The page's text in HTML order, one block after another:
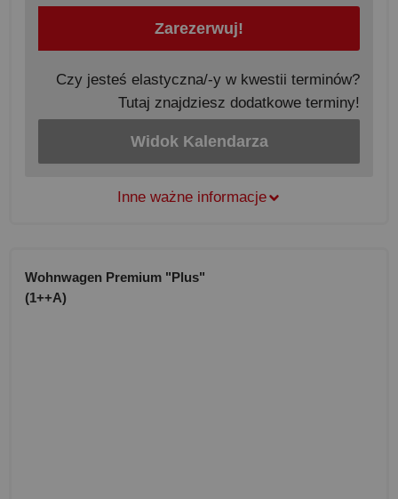
Zarezerwuj!
Czy jesteś elastyczna/-y w kwestii terminów?
Tutaj znajdziesz dodatkowe terminy!
Widok Kalendarza
Inne ważne informacje
Wohnwagen Premium "Plus"
(1++A)